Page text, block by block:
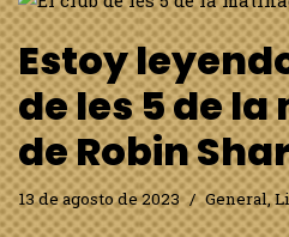
Estoy
de les 5 de
de Robin
13 de agosto de 2023 General,